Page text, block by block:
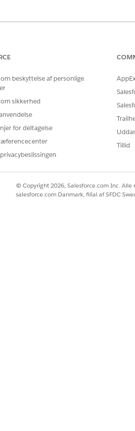
udløser denne underagent
kan tage nye aftaler den 25. juni
hun nye aftaler?"
netværk, der er specialiseret i
beskyttelse af personlige
sikkerhed
for deltagelse
Tillid
© Copyright 2026, Salesforce.com Inc.
salesforce.com Danmark, filial af SFDC